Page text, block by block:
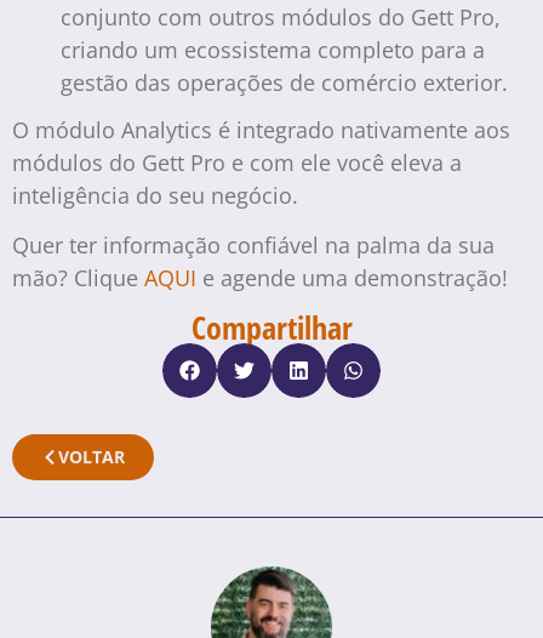
conjunto com outros módulos do Gett Pro,
criando um ecossistema completo para a
gestão das operações de comércio exterior.
O módulo Analytics é integrado nativamente aos
módulos do Gett Pro e com ele você eleva a
inteligência do seu negócio.
Quer ter informação confiável na palma da sua
mão? Clique AQUI e agende uma demonstração!
Compartilhar
VOLTAR